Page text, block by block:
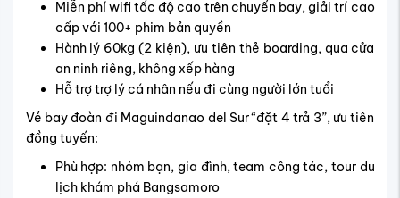
Miễn phí wifi tốc độ cao trên chuyến bay, giải trí cao
cấp với 100+ phim bản quyền
Hành lý 60kg (2 kiện), ưu tiên thẻ boarding, qua cửa
an ninh riêng, không xếp hàng
Hỗ trợ trợ lý cá nhân nếu đi cùng người lớn tuổi
Vé bay đoàn đi Maguindanao del Sur “đặt 4 trả 3”, ưu tiên
đồng tuyến:
Phù hợp: nhóm bạn, gia đình, team công tác, tour du
lịch khám phá Bangsamoro